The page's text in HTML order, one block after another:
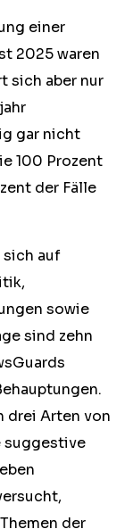
einer
2025 waren
sich aber nur
gar nicht
100 Prozent
der Fälle
sich auf
sowie
sind zehn
drei Arten von
suggestive
der